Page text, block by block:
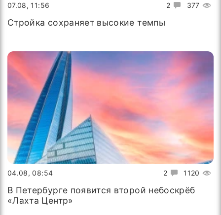
2 377
07.08, 11:56
Стройка сохраняет высокие темпы
2 1120
04.08, 08:54
В Петербурге появится второй небоскрёб
«Лахта Центр»